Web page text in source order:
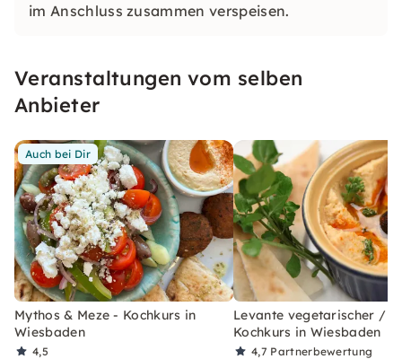
im Anschluss zusammen verspeisen.
Veranstaltungen vom selben
Anbieter
Auch bei Dir
Mythos & Meze - Kochkurs in
Wiesbaden
4,5
Levante vegetarischer /
Kochkurs in Wiesbaden
4,7 Partnerbewertung